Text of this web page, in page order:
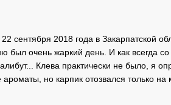
сентября 2018 года в Закарпатской
был очень жаркий день. И как всегда
Клева практически не было, я
ароматы, но карпик отозвался только